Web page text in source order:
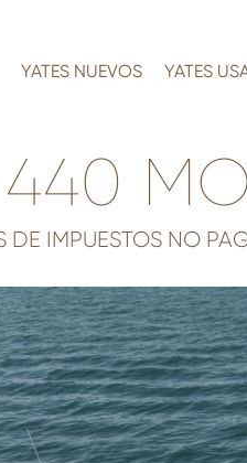
YATES NUEVOS YATES
DE IMPUESTOS NO